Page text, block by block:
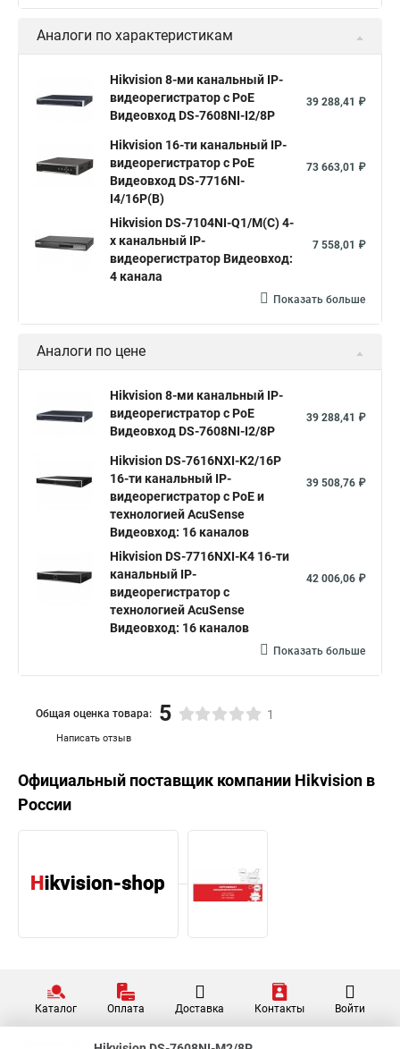
Аналоги по характеристикам
Hikvision 8-ми канальный IP-
видеорегистратор c PoE
Видеовход DS-7608NI-I2/8P
39 288,41 ₽
Hikvision 16-ти канальный IP-
видеорегистратор c PoE
Видеовход DS-7716NI-
I4/16P(B)
73 663,01 ₽
Hikvision DS-7104NI-Q1/M(C) 4-
х канальный IP-
видеорегистратор Видеовход:
4 канала
7 558,01 ₽
Показать больше
Аналоги по цене
Hikvision 8-ми канальный IP-
видеорегистратор c PoE
Видеовход DS-7608NI-I2/8P
39 288,41 ₽
Hikvision DS-7616NXI-K2/16P
16-ти канальный IP-
видеорегистратор с PoE и
технологией AcuSense
Видеовход: 16 каналов
39 508,76 ₽
Hikvision DS-7716NXI-K4 16-ти
канальный IP-
видеорегистратор с
технологией AcuSense
Видеовход: 16 каналов
42 006,06 ₽
Показать больше
Написать отзыв
Общая оценка товара: 5 1
Официальный поставщик компании Hikvision в
России
Каталог Оплата Доставка Контакты Войти